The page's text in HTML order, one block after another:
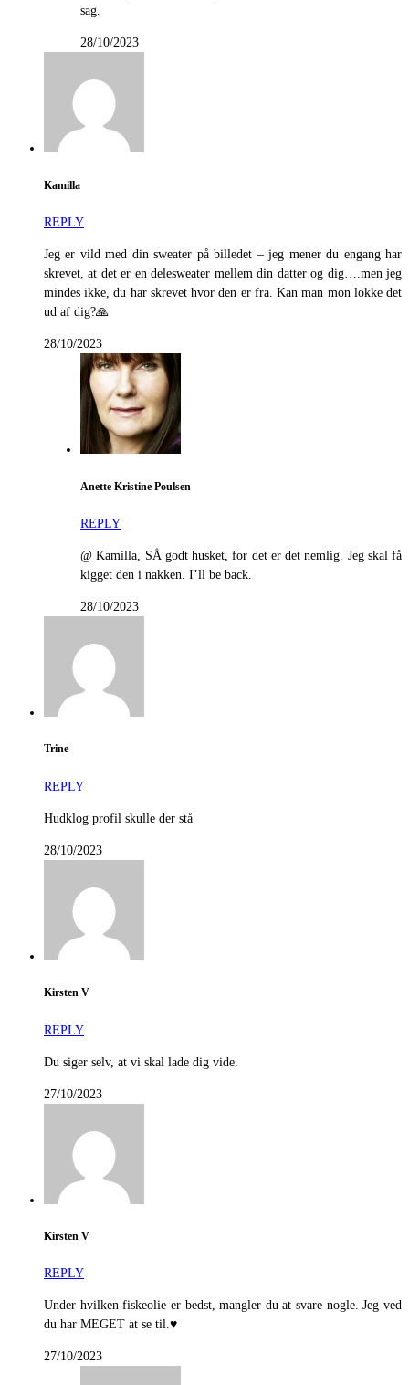
sag.
28/10/2023
Kamilla
REPLY
Jeg er vild med din sweater på billedet – jeg mener du engang har
skrevet, at det er en delesweater mellem din datter og dig….men jeg
mindes ikke, du har skrevet hvor den er fra. Kan man mon lokke det
ud af dig?🙏
28/10/2023
Anette Kristine Poulsen
REPLY
@ Kamilla, SÅ godt husket, for det er det nemlig. Jeg skal få
kigget den i nakken. I’ll be back.
28/10/2023
Trine
REPLY
Hudklog profil skulle der stå
28/10/2023
Kirsten V
REPLY
Du siger selv, at vi skal lade dig vide.
27/10/2023
Kirsten V
REPLY
Under hvilken fiskeolie er bedst, mangler du at svare nogle. Jeg ved
du har MEGET at se til.♥️
27/10/2023